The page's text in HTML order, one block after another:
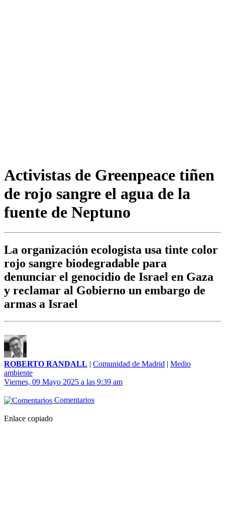
Activistas de Greenpeace tiñen
de rojo sangre el agua de la
fuente de Neptuno
La organización ecologista usa tinte color
rojo sangre biodegradable para
denunciar el genocidio de Israel en Gaza
y reclamar al Gobierno un embargo de
armas a Israel
ROBERTO RANDALL | Comunidad de Madrid | Medio
ambiente
Viernes, 09 Mayo 2025 a las 9:39 am
Comentarios
Enlace copiado